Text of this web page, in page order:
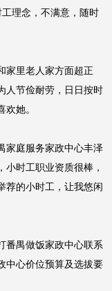
理念，不满意，随时
家里老人家方面超正
人节俭耐劳，日日按时
她。
家庭服务家政中心丰泽
时工职业资质很棒，
荐的小时工，让我悠闲
番禺做饭家政中心联系
中心价位预算及选拔要